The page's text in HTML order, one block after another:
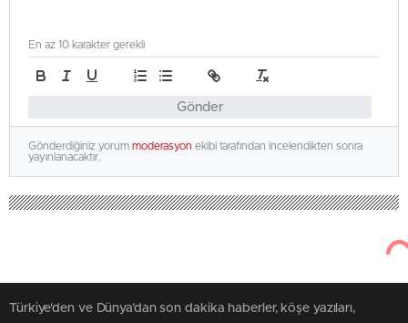
Gönder
En az 10 karakter gerekli
Gönderdiğiniz yorum moderasyon ekibi tarafından incelendikten sonra
yayınlanacaktır.
Türkiye'den ve Dünya’dan son dakika haberler, köşe yazıları,